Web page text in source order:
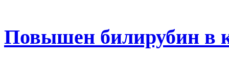
Повышен билирубин в